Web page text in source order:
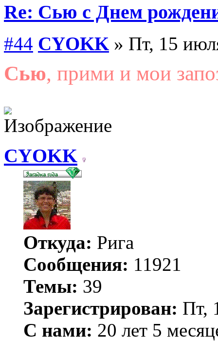
Re: Сью с Днем
#44 CYOKK » Пт, 15
Сью, прими и мои
CYOKK
Откуда: Рига
Сообщения: 11921
Темы: 39
Зарегистрирован: Пт,
С нами: 20 лет 5